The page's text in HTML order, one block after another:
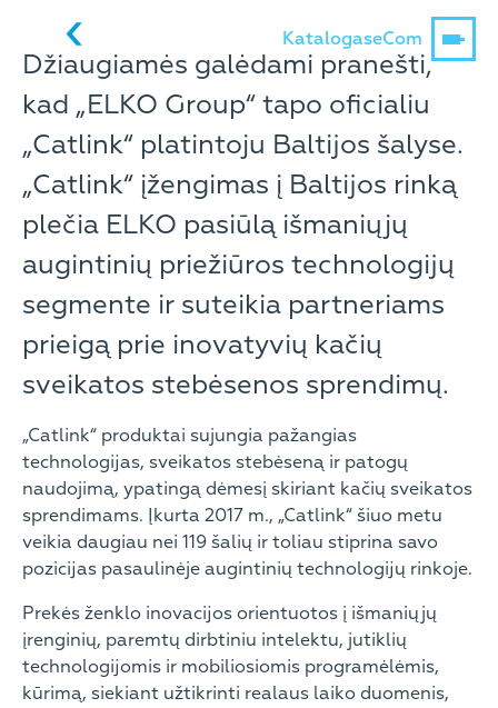
KatalogaseCom
Džiaugiamės galėdami pranešti,
kad „ELKO Group“ tapo oficialiu
„Catlink“ platintoju Baltijos šalyse.
„Catlink“ įžengimas į Baltijos rinką
plečia ELKO pasiūlą išmaniųjų
augintinių priežiūros technologijų
segmente ir suteikia partneriams
prieigą prie inovatyvių kačių
sveikatos stebėsenos sprendimų.
„Catlink“ produktai sujungia pažangias
technologijas, sveikatos stebėseną ir patogų
naudojimą, ypatingą dėmesį skiriant kačių sveikatos
sprendimams. Įkurta 2017 m., „Catlink“ šiuo metu
veikia daugiau nei 119 šalių ir toliau stiprina savo
pozicijas pasaulinėje augintinių technologijų rinkoje.
Prekės ženklo inovacijos orientuotos į išmaniųjų
įrenginių, paremtų dirbtiniu intelektu, jutiklių
technologijomis ir mobiliosiomis programėlėmis,
kūrimą, siekiant užtikrinti realaus laiko duomenis,